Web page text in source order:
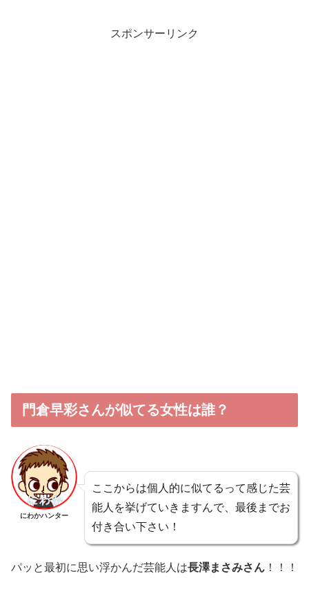
スポンサーリンク
門倉早彩さんが似てる女性は誰？
にわかハンター
ここからは個人的に似てるって感じた芸
能人を挙げていきますんで、最後までお
付き合い下さい！
パッと最初に思い浮かんだ芸能人は長澤まさみさん ！！！